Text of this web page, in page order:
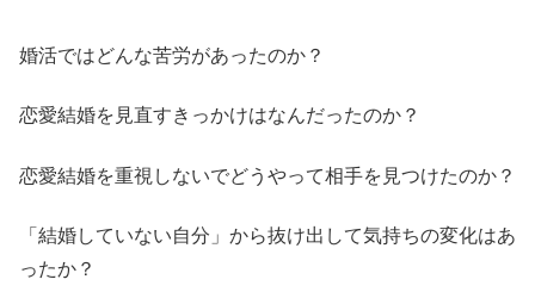
婚活ではどんな苦労があったのか？
恋愛結婚を見直すきっかけはなんだったのか？
恋愛結婚を重視しないでどうやって相手を見つけたのか？
「結婚していない自分」から抜け出して気持ちの変化はあ
ったか？